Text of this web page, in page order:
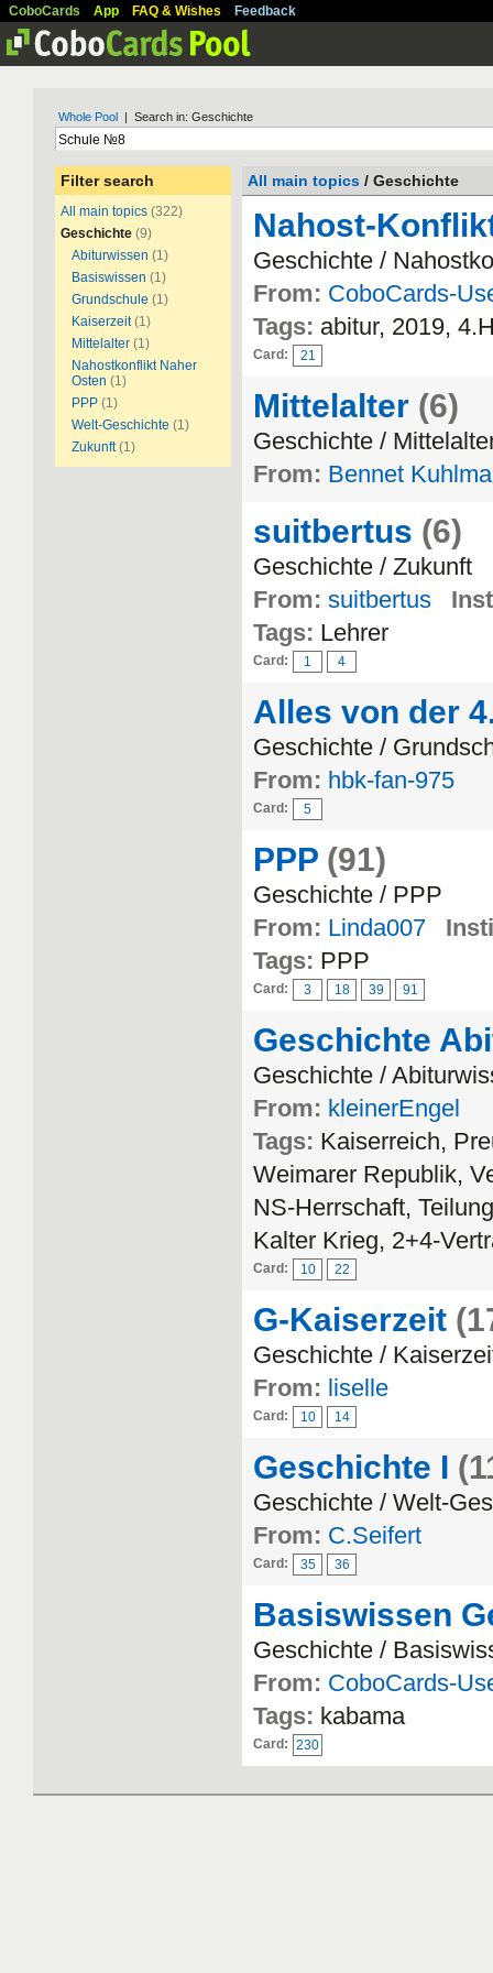
CoboCards App FAQ & Wishes Feedback
Whole Pool | Search in: Geschichte
Filter search
All main topics (322)
Geschichte (9)
Abiturwissen (1)
Basiswissen (1)
Grundschule (1)
Kaiserzeit (1)
Mittelalter (1)
Nahostkonflikt Naher
Osten (1)
PPP (1)
Welt-Geschichte (1)
Zukunft (1)
All main topics / Geschichte
Nahost-
Geschichte /
From: CoboCards-
Tags: abitur, 2019,
Card: 21
Mittelalter (6)
Geschichte /
From: Bennet
suitbertus (6)
Geschichte / Zukunft
From: suitbertus
Tags: Lehrer
Card: 1 4
Alles von der
Geschichte /
From: hbk-fan-975
Card: 5
PPP (91)
Geschichte / PPP
From: Linda007
Tags: PPP
Card: 3 18 39 91
Geschichte
Geschichte /
From: kleinerEngel
Tags: Kaiserreich,
Weimarer Republik,
NS-Herrschaft,
Kalter Krieg, 2+4-
Card: 10 22
G-Kaiserzeit
Geschichte /
From: liselle
Card: 10 14
Geschichte I
Geschichte / Welt-
From: C.Seifert
Card: 35 36
Basiswissen
Geschichte /
From: CoboCards-
Tags: kabama
Card: 230